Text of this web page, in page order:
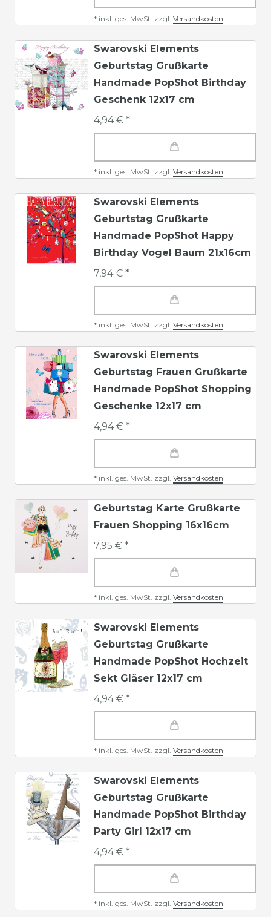
* inkl. ges. MwSt. zzgl. Versandkosten
Swarovski Elements
Geburtstag Grußkarte
Handmade PopShot Birthday
Geschenk 12x17 cm
4,94 € *
* inkl. ges. MwSt. zzgl. Versandkosten
Swarovski Elements
Geburtstag Grußkarte
Handmade PopShot Happy
Birthday Vogel Baum 21x16cm
7,94 € *
* inkl. ges. MwSt. zzgl. Versandkosten
Swarovski Elements
Geburtstag Frauen Grußkarte
Handmade PopShot Shopping
Geschenke 12x17 cm
4,94 € *
* inkl. ges. MwSt. zzgl. Versandkosten
Geburtstag Karte Grußkarte
Frauen Shopping 16x16cm
7,95 € *
* inkl. ges. MwSt. zzgl. Versandkosten
Swarovski Elements
Geburtstag Grußkarte
Handmade PopShot Hochzeit
Sekt Gläser 12x17 cm
4,94 € *
* inkl. ges. MwSt. zzgl. Versandkosten
Swarovski Elements
Geburtstag Grußkarte
Handmade PopShot Birthday
Party Girl 12x17 cm
4,94 € *
* inkl. ges. MwSt. zzgl. Versandkosten